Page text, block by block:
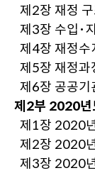
제2장 재정
제3장 수입･
제4장 재정수
제5장 재정과
제6장 공공기
제2부 2020년
제1장 2020
제2장 2020
제3장 2020